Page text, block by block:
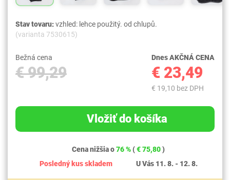
Stav tovaru:vzhled: lehce použitý. od chlupů.
(varianta 7530615)
Bežná cena
€ 99,29
Dnes AKČNÁ CENA
€ 23,49
€ 19,10 bez DPH
Vložiť do košíka
Cena nižšia o76 % (€ 75,80)
Posledný kus skladem
U Vás 11. 8. - 12. 8.